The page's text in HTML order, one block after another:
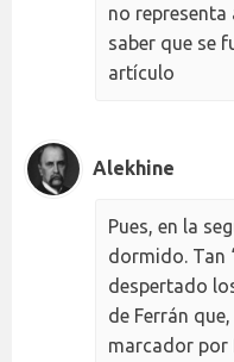
no representa
saber que se
artículo
Alekhine
Pues, en la
dormido. Tan
despertado
de Ferrán
marcador por